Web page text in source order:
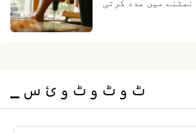
میں مدد کرتی
▁ ٹ و ٹ و ٹ و ئ س